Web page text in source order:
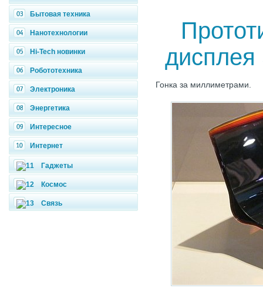
Бытовая техника
Нанотехнологии
Hi-Tech новинки
Робототехника
Электроника
Энергетика
Интересное
Интернет
Гаджеты
Космос
Связь
дисплея
Гонка за миллиметрами.